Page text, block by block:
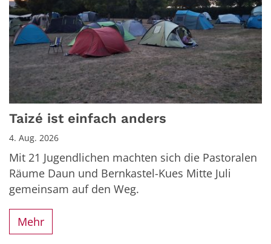
Taizé ist einfach anders
4. Aug. 2026
Mit 21 Jugendlichen machten sich die Pastoralen
Räume Daun und Bernkastel-Kues Mitte Juli
gemeinsam auf den Weg.
Mehr